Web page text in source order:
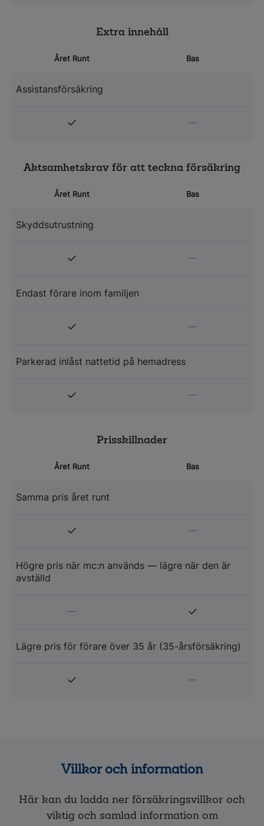
Extra innehåll
Året Runt Bas
Assistansförsäkring
Aktsamhetskrav för att teckna försäkring
Året Runt Bas
Skyddsutrustning
Endast förare inom familjen
Parkerad inlåst nattetid på hemadress
Prisskillnader
Året Runt Bas
Samma pris året runt
Högre pris när mc:n används — lägre när den är
avställd
Lägre pris för förare över 35 år (35-årsförsäkring)
Villkor och information
Här kan du ladda ner försäkringsvillkor och
viktig och samlad information om